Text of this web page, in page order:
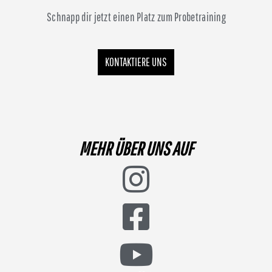
Schnapp dir jetzt einen Platz zum Probetraining
KONTAKTIERE UNS
MEHR ÜBER UNS AUF